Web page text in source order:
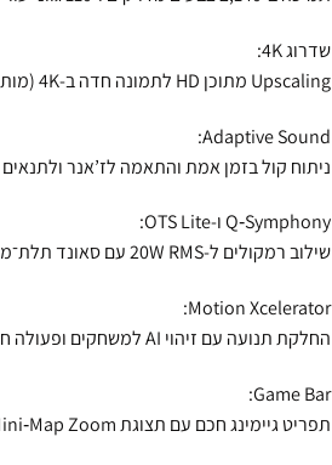
שדרוג ‎4K‎:
Upscaling מתוכן HD לתמונה חדה ב‑4K (מותנה באיכות המקור).
Adaptive Sound:
ניתוח קול בזמן אמת והתאמה לז’אנר
Q‑Symphony ו‑OTS Lite:
שילוב רמקולים ל‑20W RMS עם סאונד תלת־ממדי שעוקב אחרי המסך.
Motion Xcelerator:
החלקת תנועה עם זיהוי AI למשחקים ופעולה חלקה ללא טשטוש.
Game Bar:
תפריט גיימינג חכם עם תצוגת FPS, Mini‑Map Zoom ויחס מסך רחב.